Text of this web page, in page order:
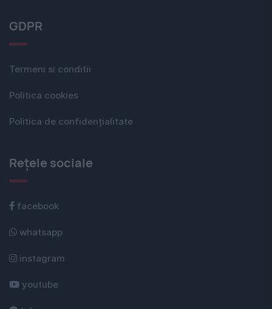
GDPR
Termeni si conditii
Politica cookies
Politica de confidențialitate
Rețele sociale
facebook
whatsapp
instagram
youtube